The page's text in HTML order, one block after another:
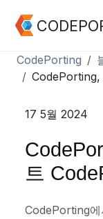
CodePorting
CodePorting,
17 5월 2024
트
CodePorting에